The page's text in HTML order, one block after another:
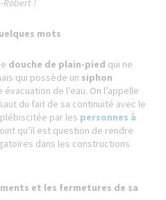
Robert !
mots
douche de plain-pied qui ne
qui possède un siphon
de l’eau. On l’appelle
du fait de sa continuité avec le
par les personnes à
qu’il est question de rendre
dans les constructions
et les fermetures de sa